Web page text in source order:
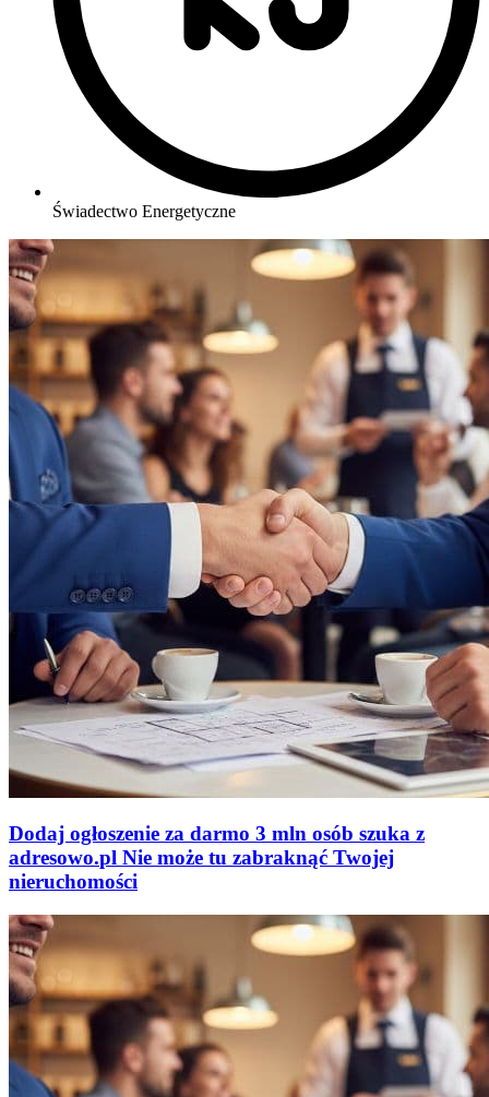
Świadectwo Energetyczne
Dodaj ogłoszenie za darmo 3 mln osób szuka z
adresowo.pl Nie może tu zabraknąć Twojej
nieruchomości